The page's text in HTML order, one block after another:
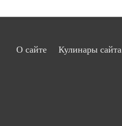
О сайте Кулинары сайта